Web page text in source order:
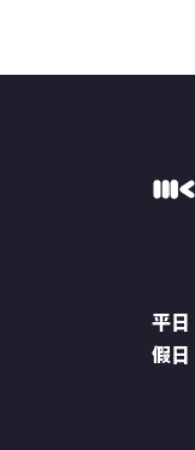
平日
假日